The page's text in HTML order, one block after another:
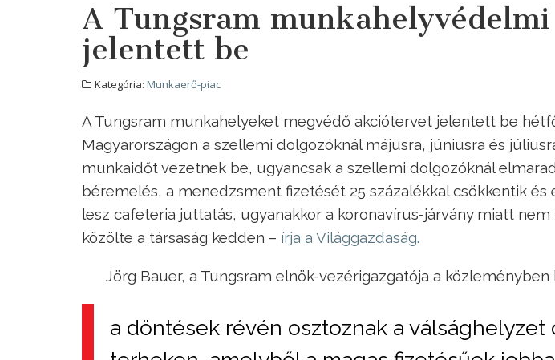
A Tungsram
jelentett be
Kategória: Munkaerő-piac
A Tungsram munkahelyeket megvédő akciótervet jelentett be
Magyarországon a szellemi dolgozóknál májusra, júniusra és
munkaidőt vezetnek be, ugyancsak a szellemi dolgozóknál
béremelés, a menedzsment fizetését 25 százalékkal csökkentik
lesz cafeteria juttatás, ugyanakkor a koronavírus-járvány miatt
közölte a társaság kedden – írja a Világgazdaság.
Jörg Bauer, a Tungsram elnök-vezérigazgatója a közleményben
a döntések révén osztoznak a válsághelyzet